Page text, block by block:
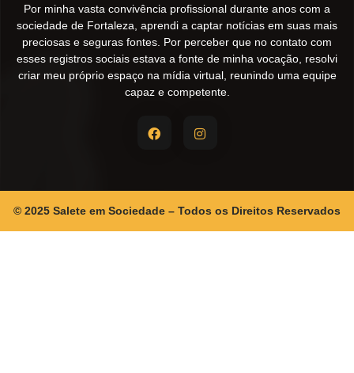
Por minha vasta convivência profissional durante anos com a
sociedade de Fortaleza, aprendi a captar notícias em suas mais
preciosas e seguras fontes. Por perceber que no contato com
esses registros sociais estava a fonte de minha vocação, resolvi
criar meu próprio espaço na mídia virtual, reunindo uma equipe
capaz e competente.
© 2025 Salete em Sociedade – Todos os Direitos Reservados